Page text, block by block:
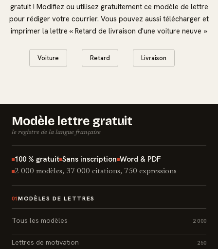
gratuit ! Modifiez ou utilisez gratuitement ce modèle de lettre
pour rédiger votre courrier. Vous pouvez aussi télécharger et
imprimer la lettre « Retard de livraison d'une voiture neuve »
Voiture Retard Livraison
Modèle lettre gratuit
le registre de la langue française
100 % gratuit Sans inscription Word & PDF
2 000 modèles, 37 000 citations, 750 expressions
01 MODÈLES DE LETTRES
Tous les modèles 2 000
Lettres de motivation 250